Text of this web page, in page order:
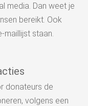
media. Dan weet je
bereikt. Ook
maillijst staan.
donateurs de
volgens een